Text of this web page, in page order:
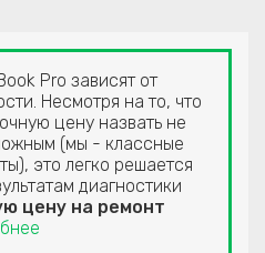
Pro зависят от
Несмотря на то, что
цену назвать не
(мы - классные
это легко решается
диагностики
цену на ремонт